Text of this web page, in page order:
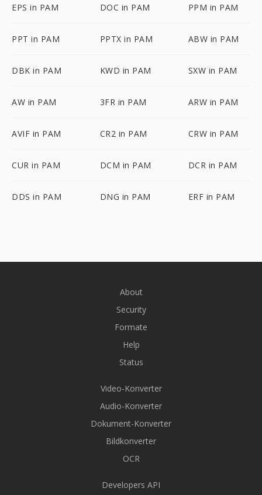
EPS in PAM DOC in PAM PPM in PAM
PPT in PAM PPTX in PAM ABW in PAM
DBK in PAM KWD in PAM SXW in PAM
AW in PAM 3FR in PAM ARW in PAM
AVIF in PAM CR2 in PAM CRW in PAM
CUR in PAM DCM in PAM DCR in PAM
DDS in PAM DNG in PAM ERF in PAM
About
Security
Formate
Help
Status
Video-Konverter
Audio-Konverter
Dokument-Konverter
Bildkonverter
OCR
Developers API